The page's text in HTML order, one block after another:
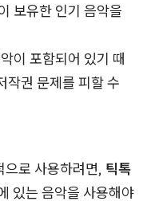
보유한 인기 음악을
이 포함되어 있기 때
작권 문제를 피할 수
으로 사용하려면, 틱톡
있는 음악을 사용해야